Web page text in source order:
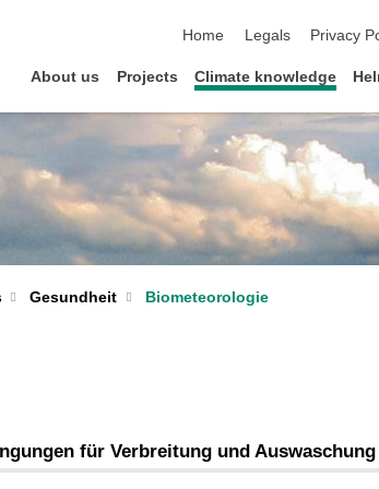
Home
Legals Privacy
About us Projects Climate knowledge
Gesundheit Biometeorologie
für Verbreitung und